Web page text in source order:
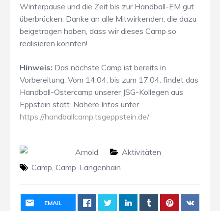
Winterpause und die Zeit bis zur Handball-EM gut
überbrücken. Danke an alle Mitwirkenden, die dazu
beigetragen haben, dass wir dieses Camp so
realisieren konnten!
Hinweis: Das nächste Camp ist bereits in
Vorbereitung. Vom 14.04. bis zum 17.04. findet das
Handball-Ostercamp unserer JSG-Kollegen aus
Eppstein statt. Nähere Infos unter
https://handballcamp.tsgeppstein.de/
Arnold
Aktivitäten
Camp, Camp-Langenhain
EMAIL